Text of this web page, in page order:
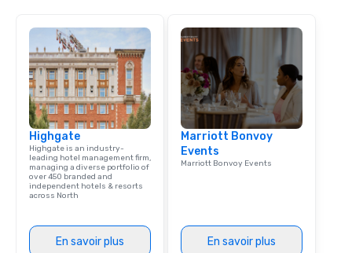
Highgate
Highgate is an industry-
leading hotel management firm,
managing a diverse portfolio of
over 450 branded and
independent hotels & resorts
across North
En savoir plus
Marriott Bonvoy
Events
Marriott Bonvoy Events
En savoir plus